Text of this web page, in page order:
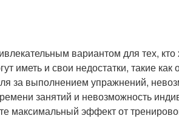
вариантом для тех, кто
иметь и свои недостатки, такие как
за выполнением упражнений,
занятий и невозможность
максимальный эффект от